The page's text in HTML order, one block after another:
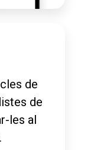
de
de
les al